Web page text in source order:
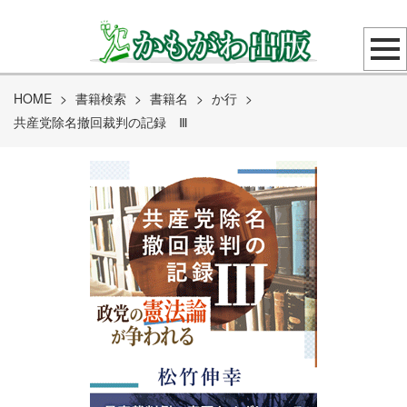
HOME > 書籍検索 > 書籍名 > か行 >
共産党除名撤回裁判の記録 Ⅲ